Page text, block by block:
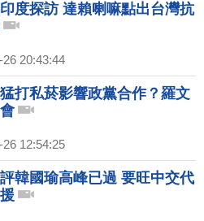
度探訪 達賴喇嘛點出台灣抗
26 20:43:44
打私菸影響政黨合作？羅文
26 12:54:25
韓國瑜高峰已過 要旺中交代